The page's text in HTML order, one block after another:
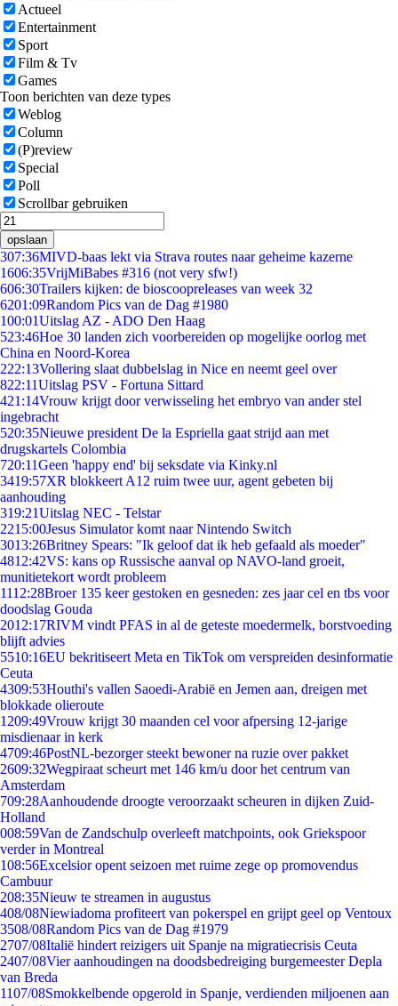
Actueel
Entertainment
Sport
Film & Tv
Games
Toon berichten van deze types
Weblog
Column
(P)review
Special
Poll
Scrollbar gebruiken
opslaan
307:36MIVD-baas lekt via Strava routes naar geheime kazerne
1606:35VrijMiBabes #316 (not very sfw!)
606:30Trailers kijken: de bioscoopreleases van week 32
6201:09Random Pics van de Dag #1980
100:01Uitslag AZ - ADO Den Haag
523:46Hoe 30 landen zich voorbereiden op mogelijke oorlog met
China en Noord-Korea
222:13Vollering slaat dubbelslag in Nice en neemt geel over
822:11Uitslag PSV - Fortuna Sittard
421:14Vrouw krijgt door verwisseling het embryo van ander stel
ingebracht
520:35Nieuwe president De la Espriella gaat strijd aan met
drugskartels Colombia
720:11Geen 'happy end' bij seksdate via Kinky.nl
3419:57XR blokkeert A12 ruim twee uur, agent gebeten bij
aanhouding
319:21Uitslag NEC - Telstar
2215:00Jesus Simulator komt naar Nintendo Switch
3013:26Britney Spears: "Ik geloof dat ik heb gefaald als moeder"
4812:42VS: kans op Russische aanval op NAVO-land groeit,
munitietekort wordt probleem
1112:28Broer 135 keer gestoken en gesneden: zes jaar cel en tbs voor
doodslag Gouda
2012:17RIVM vindt PFAS in al de geteste moedermelk, borstvoeding
blijft advies
5510:16EU bekritiseert Meta en TikTok om verspreiden desinformatie
Ceuta
4309:53Houthi's vallen Saoedi-Arabië en Jemen aan, dreigen met
blokkade olieroute
1209:49Vrouw krijgt 30 maanden cel voor afpersing 12-jarige
misdienaar in kerk
4709:46PostNL-bezorger steekt bewoner na ruzie over pakket
2609:32Wegpiraat scheurt met 146 km/u door het centrum van
Amsterdam
709:28Aanhoudende droogte veroorzaakt scheuren in dijken Zuid-
Holland
008:59Van de Zandschulp overleeft matchpoints, ook Griekspoor
verder in Montreal
108:56Excelsior opent seizoen met ruime zege op promovendus
Cambuur
208:35Nieuw te streamen in augustus
408/08Niewiadoma profiteert van pokerspel en grijpt geel op Ventoux
3508/08Random Pics van de Dag #1979
2707/08Italië hindert reizigers uit Spanje na migratiecrisis Ceuta
2407/08Vier aanhoudingen na doodsbedreiging burgemeester Depla
van Breda
1107/08Smokkelbende opgerold in Spanje, verdienden miljoenen aan